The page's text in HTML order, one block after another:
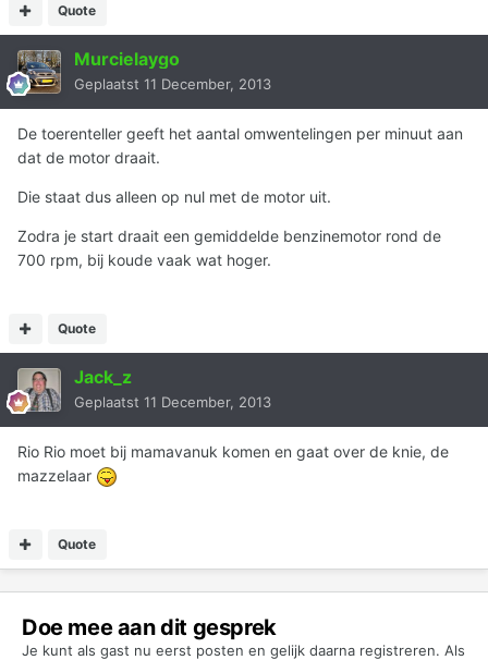
Quote
Murcielaygo
Geplaatst 11 December, 2013
De toerenteller geeft het aantal omwentelingen per minuut aan
dat de motor draait.
Die staat dus alleen op nul met de motor uit.
Zodra je start draait een gemiddelde benzinemotor rond de
700 rpm, bij koude vaak wat hoger.
Quote
Jack_z
Geplaatst 11 December, 2013
Rio Rio moet bij mamavanuk komen en gaat over de knie, de
mazzelaar
Quote
Doe mee aan dit gesprek
Je kunt als gast nu eerst posten en gelijk daarna registreren. Als